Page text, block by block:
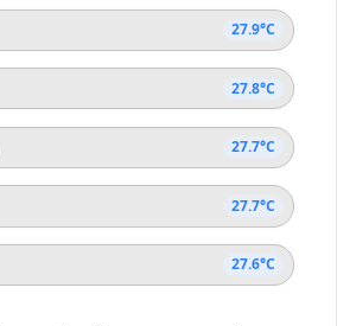
27.9°C
27.8°C
27.7°C
27.7°C
27.6°C